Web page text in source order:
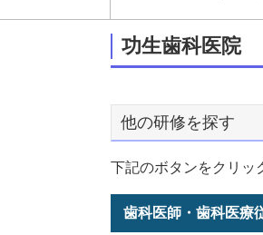
功生歯科医院
他の研修を探す
下記のボタンをクリッ
歯科医師・歯科医療